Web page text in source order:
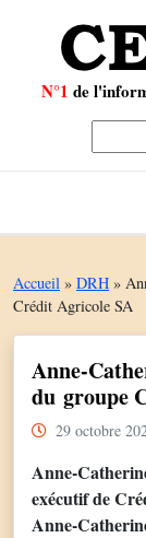
N°1 de
Accueil » DRH »
Crédit Agricole SA
Anne-
du groupe
29 octobre
Anne-
exécutif de
Anne-